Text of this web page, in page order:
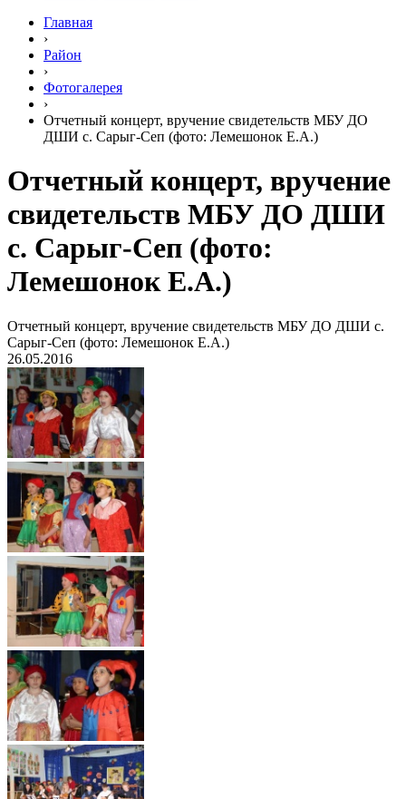
Главная
›
Район
›
Фотогалерея
›
Отчетный концерт, вручение свидетельств МБУ ДО
ДШИ с. Сарыг-Сеп (фото: Лемешонок Е.А.)
Отчетный концерт, вручение
свидетельств МБУ ДО ДШИ
с. Сарыг-Сеп (фото:
Лемешонок Е.А.)
Отчетный концерт, вручение свидетельств МБУ ДО ДШИ с.
Сарыг-Сеп (фото: Лемешонок Е.А.)
26.05.2016